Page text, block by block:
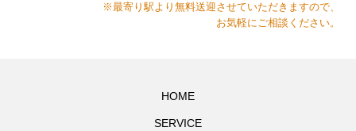
※最寄り駅より無料送迎させていただきますので、
お気軽にご相談ください。
HOME
SERVICE